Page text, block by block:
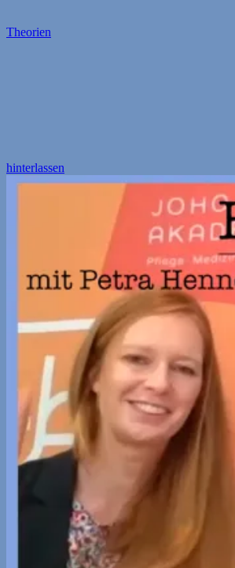
Theorien
hinterlassen